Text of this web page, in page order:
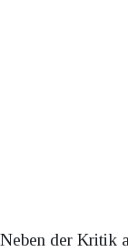
Neben der Kritik